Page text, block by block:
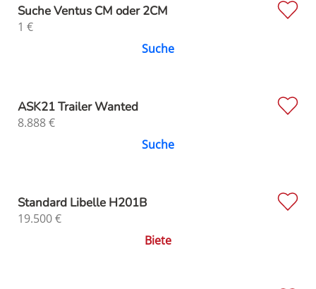
Suche Ventus CM oder 2CM
1 €
Suche
ASK21 Trailer Wanted
8.888€
Suche
Standard Libelle H201B
19.500€
Biete